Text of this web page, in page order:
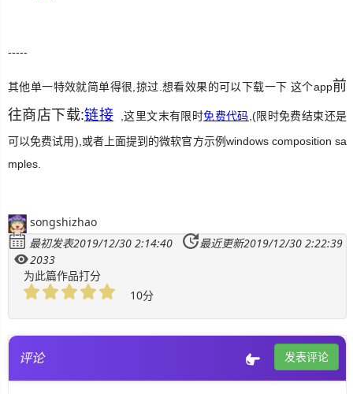
-----
其他单一特效就简单得很,掠过.想看效果的可以下载一下 这个app前
往商店下载:链接 ,这里文末有限时免费代码 ,(限时免费结束还是
可以免费试用),或者上面提到的微软官方示例windows composition sa
mples.
songshizhao
最初发表2019/12/30 2:14:40
最近更新2019/12/30 2:22:39
2033
为此篇作品打分
10分
评论 发表评论